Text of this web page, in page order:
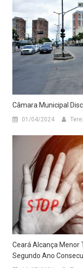
Câmara Municipal
01/04/2024
Ceará Alcança Menor
Segundo Ano